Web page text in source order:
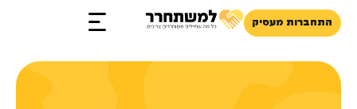
התחברות מעסיק